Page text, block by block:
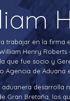
trabajar en la firma
Henry
que fue socio y
Agencia de
aduanera desarrolla
Gran Bretaña, los